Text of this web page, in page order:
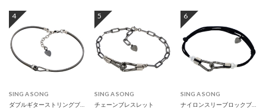
4
SING A SONG
5
SING A SONG
チェーンブレスレット
6
SING A SONG
ナイロンスリーブロックブレスレット